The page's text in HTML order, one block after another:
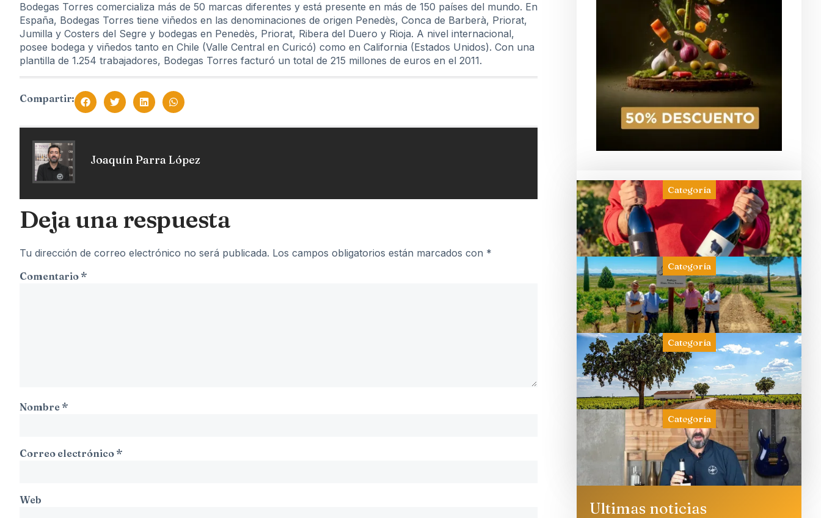
Bodegas Torres comercializa más de 50 marcas diferentes y está presente en más de 150 países del mundo. En
España, Bodegas Torres tiene viñedos en las denominaciones de origen Penedès, Conca de Barberà, Priorat,
Jumilla y Costers del Segre y bodegas en Penedès, Priorat, Ribera del Duero y Rioja. A nivel internacional,
posee bodega y viñedos tanto en Chile (Valle Central en Curicó) como en California (Estados Unidos). Con una
plantilla de 1.254 trabajadores, Bodegas Torres facturó un total de 215 millones de euros en el 2011.
Compartir:
Joaquín Parra López
Deja una respuesta
Tu dirección de correo electrónico no será publicada. Los campos obligatorios están marcados con *
Comentario *
Nombre *
Correo electrónico *
Web
Categoría
Categoría
Categoría
Categoría
Ultimas noticias